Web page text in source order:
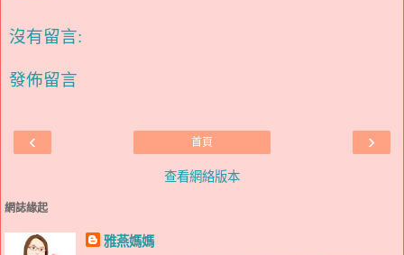
沒有留言:
發佈留言
‹ ›
首頁
查看網絡版本
網誌緣起
雅燕媽媽